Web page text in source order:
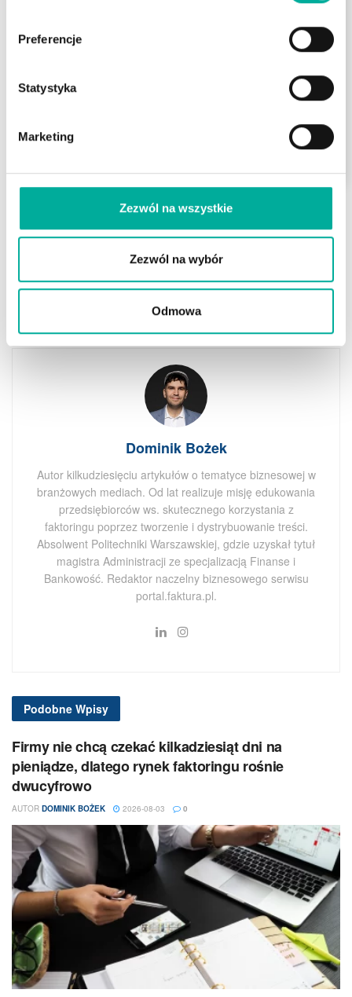
Preferencje
Statystyka
Marketing
Zezwól na wszystkie
Zezwól na wybór
Odmowa
Wyrażam zgodę na przetwarzanie przez eFaktor S.A. moich danych
telekomunikacyjnych urządzeń końcowych
elektroniczną
5/5 - (1 vote)
Tags: eFaktor
płynnie o finansach
weryfikacja kontrahenta
Dominik Bożek
Autor kilkudziesięciu artykułów o tematyce biznesowej w
branżowych mediach. Od lat realizuje misję edukowania
przedsiębiorców ws. skutecznego korzystania z
faktoringu poprzez tworzenie i dystrybuowanie treści.
Absolwent Politechniki Warszawskiej, gdzie uzyskał tytuł
magistra Administracji ze specjalizacją Finanse i
Bankowość. Redaktor naczelny biznesowego serwisu
portal.faktura.pl.
Podobne Wpisy
Firmy nie chcą czekać kilkadziesiąt dni na
pieniądze, dlatego rynek faktoringu rośnie
dwucyfrowo
AUTOR DOMINIK BOŻEK 2026-08-03 0